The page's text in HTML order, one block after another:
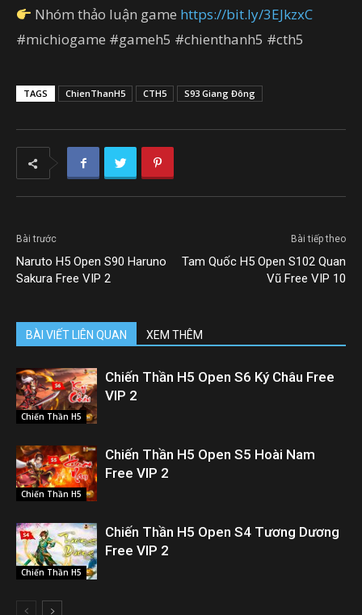
Nhóm thảo luận game https://bit.ly/3EJkzxC
#michiogame #gameh5 #chienthanh5 #cth5
TAGS ChienThanH5 CTH5 S93 Giang Đông
Bài trước
Naruto H5 Open S90 Haruno
Sakura Free VIP 2
Bài tiếp theo
Tam Quốc H5 Open S102 Quan
Vũ Free VIP 10
BÀI VIẾT LIÊN QUAN XEM THÊM
Chiến Thần H5
Chiến Thần H5 Open S6 Ký Châu Free
VIP 2
Chiến Thần H5
Chiến Thần H5 Open S5 Hoài Nam
Free VIP 2
Chiến Thần H5
Chiến Thần H5 Open S4 Tương Dương
Free VIP 2